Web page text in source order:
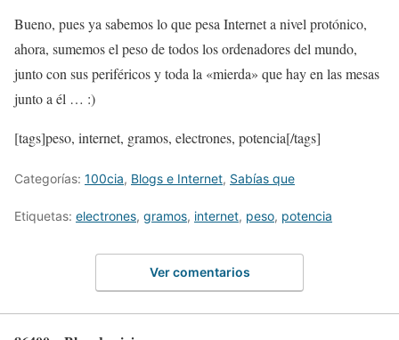
Bueno, pues ya sabemos lo que pesa Internet a nivel protónico,
ahora, sumemos el peso de todos los ordenadores del mundo,
junto con sus periféricos y toda la «mierda» que hay en las mesas
junto a él … :)
[tags]peso, internet, gramos, electrones, potencia[/tags]
Categorías: 100cia, Blogs e Internet, Sabías que
Etiquetas: electrones, gramos, internet, peso, potencia
Ver comentarios